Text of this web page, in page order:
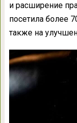
и расширение
посетила более
также на